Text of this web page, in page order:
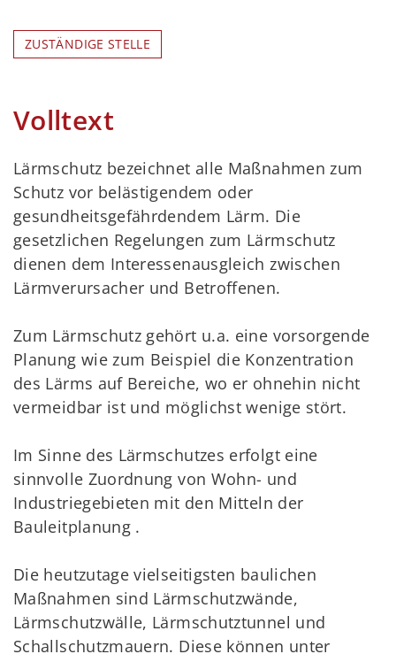
ZUSTÄNDIGE STELLE
Volltext
Lärmschutz bezeichnet alle Maßnahmen zum
Schutz vor belästigendem oder
gesundheitsgefährdendem Lärm. Die
gesetzlichen Regelungen zum Lärmschutz
dienen dem Interessenausgleich zwischen
Lärmverursacher und Betroffenen.
Zum Lärmschutz gehört u.a. eine vorsorgende
Planung wie zum Beispiel die Konzentration
des Lärms auf Bereiche, wo er ohnehin nicht
vermeidbar ist und möglichst wenige stört.
Im Sinne des Lärmschutzes erfolgt eine
sinnvolle Zuordnung von Wohn- und
Industriegebieten mit den Mitteln der
Bauleitplanung .
Die heutzutage vielseitigsten baulichen
Maßnahmen sind Lärmschutzwände,
Lärmschutzwälle, Lärmschutztunnel und
Schallschutzmauern. Diese können unter